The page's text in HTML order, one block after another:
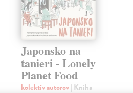
Japonsko na
tanieri - Lonely
Planet Food
kolektív autorov| Kniha